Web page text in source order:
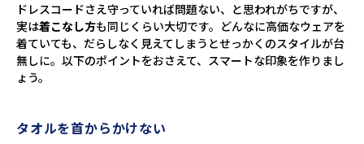
ドレスコードさえ守っていれば問題ない、と思われがちですが、
実は着こなし方も同じくらい大切です。どんなに高価なウェアを
着ていても、だらしなく見えてしまうとせっかくのスタイルが台
無しに。以下のポイントをおさえて、スマートな印象を作りまし
ょう。
タオルを首からかけない